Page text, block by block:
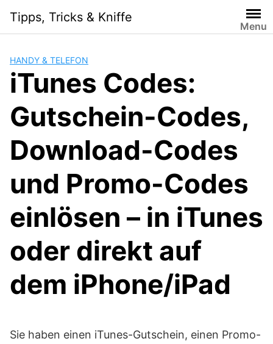
content
Tipps, Tricks & Kniffe
Menu
HANDY & TELEFON
iTunes Codes:
Gutschein-Codes,
Download-Codes
und Promo-Codes
einlösen – in iTunes
oder direkt auf
dem iPhone/iPad
Sie haben einen iTunes-Gutschein, einen Promo-